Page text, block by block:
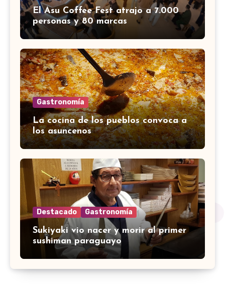
El Asu Coffee Fest atrajo a 7.000
personas y 80 marcas
Gastronomía
La cocina de los pueblos convoca a
los asuncenos
Destacado Gastronomía
Sukiyaki vio nacer y morir al primer
sushiman paraguayo